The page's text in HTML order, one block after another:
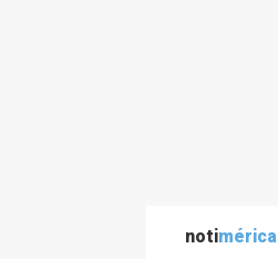
notimérica